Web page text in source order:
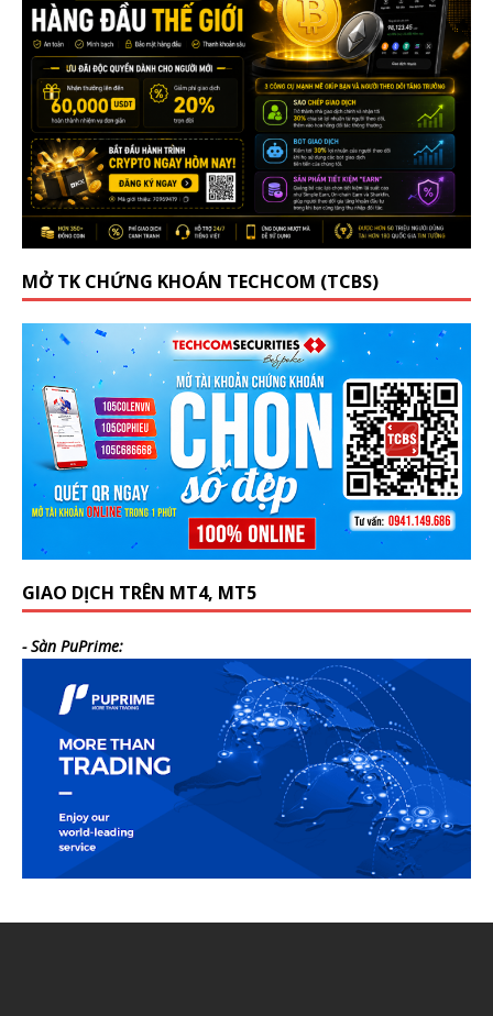
MỞ TK CHỨNG KHOÁN TECHCOM (TCBS)
GIAO DỊCH TRÊN MT4, MT5
- Sàn PuPrime: